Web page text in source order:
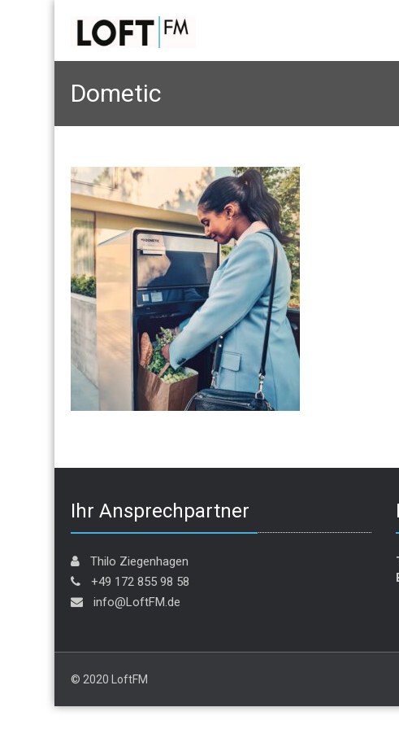
Dometic
Ihr Ansprechpartner
Thilo Ziegenhagen
+49 172 855 98 58
info@LoftFM.de
© 2020 LoftFM